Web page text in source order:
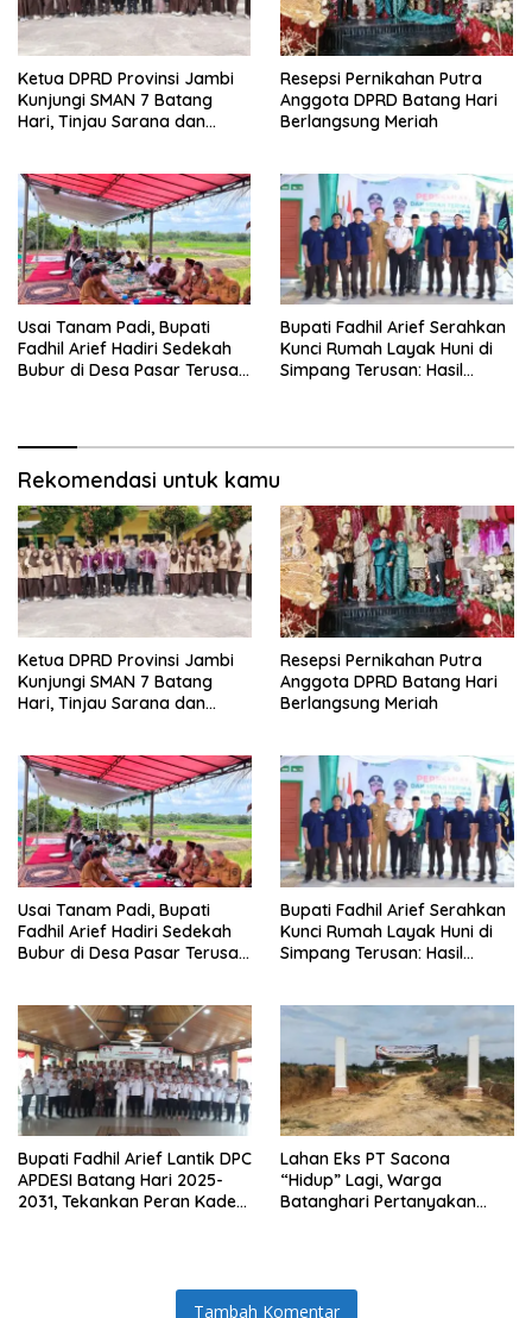
Ketua DPRD Provinsi Jambi
Kunjungi SMAN 7 Batang
Hari, Tinjau Sarana dan
Resepsi Pernikahan Putra
Anggota DPRD Batang Hari
Berlangsung Meriah
Usai Tanam Padi, Bupati
Fadhil Arief Hadiri Sedekah
Bubur di Desa Pasar Terusan:
Bupati Fadhil Arief Serahkan
Kunci Rumah Layak Huni di
Simpang Terusan: Hasil
Rekomendasi untuk kamu
Ketua DPRD Provinsi Jambi
Kunjungi SMAN 7 Batang
Hari, Tinjau Sarana dan
Resepsi Pernikahan Putra
Anggota DPRD Batang Hari
Berlangsung Meriah
Usai Tanam Padi, Bupati
Fadhil Arief Hadiri Sedekah
Bubur di Desa Pasar Terusan:
Bupati Fadhil Arief Serahkan
Kunci Rumah Layak Huni di
Simpang Terusan: Hasil
Bupati Fadhil Arief Lantik DPC
APDESI Batang Hari 2025-
2031, Tekankan Peran Kades
Lahan Eks PT Sacona
“Hidup” Lagi, Warga
Batanghari Pertanyakan
Tambah Komentar